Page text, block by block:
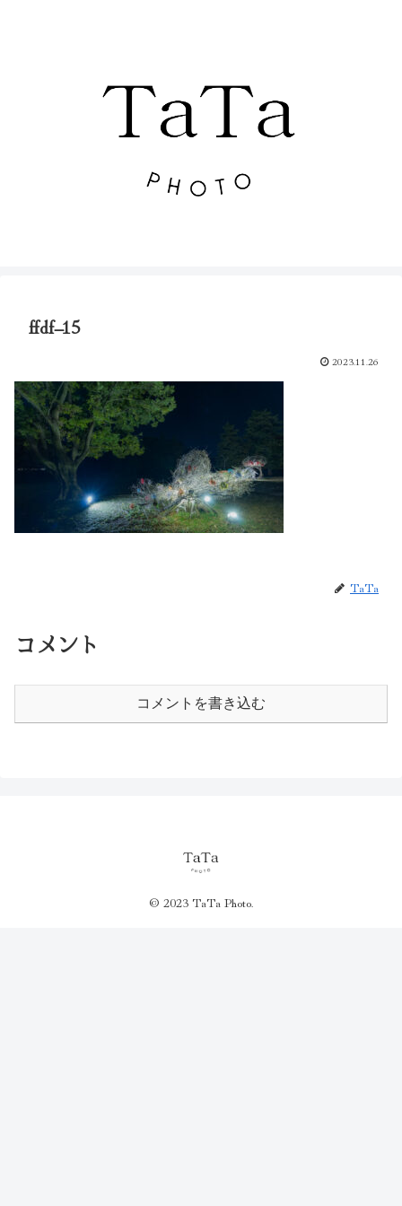
ffdf–15
2023.11.26
TaTa
コメント
コメントを書き込む
© 2023 TaTa Photo.